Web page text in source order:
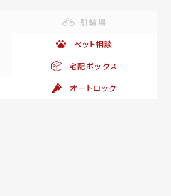
駐輪場
ペット相談
宅配ボックス
オートロック